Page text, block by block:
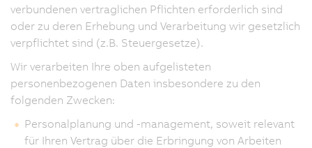
verbundenen vertraglichen Pflichten erforderlich sind
oder zu deren Erhebung und Verarbeitung wir gesetzlich
verpflichtet sind (z.B. Steuergesetze).
Wir verarbeiten Ihre oben aufgelisteten
personenbezogenen Daten insbesondere zu den
folgenden Zwecken:
Personalplanung und -management, soweit relevant
für Ihren Vertrag über die Erbringung von Arbeiten